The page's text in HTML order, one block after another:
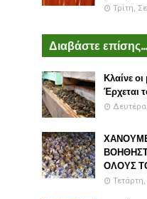
Τρίτη,
Διαβάστε επίσης...
Κλαίνε
Έρχεται
ΟΛΟΥΣ
Τετάρτη,